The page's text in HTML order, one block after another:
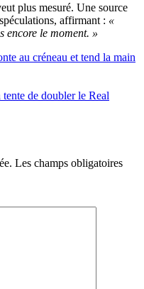
plus mesuré. Une source
affirmant : «
encore le moment. »
au créneau et tend la main
de doubler le Real
Les champs obligatoires